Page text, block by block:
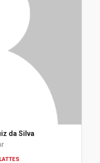
da Silva